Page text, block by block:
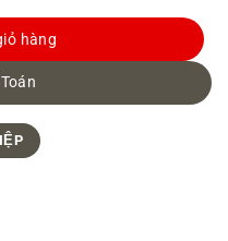
hàng